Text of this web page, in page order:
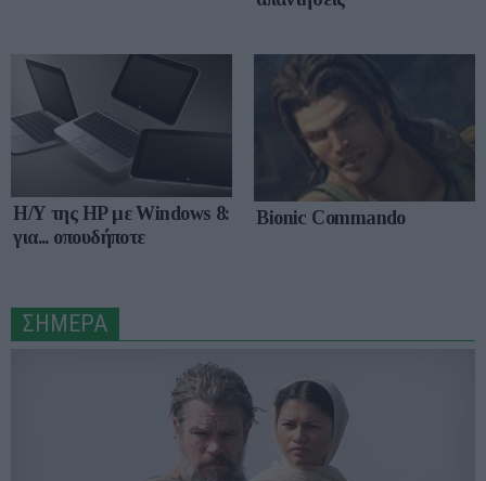
Η/Υ της HP με Windows 8:
για... οπουδήποτε
Bionic Commando
ΣΗΜΕΡΑ